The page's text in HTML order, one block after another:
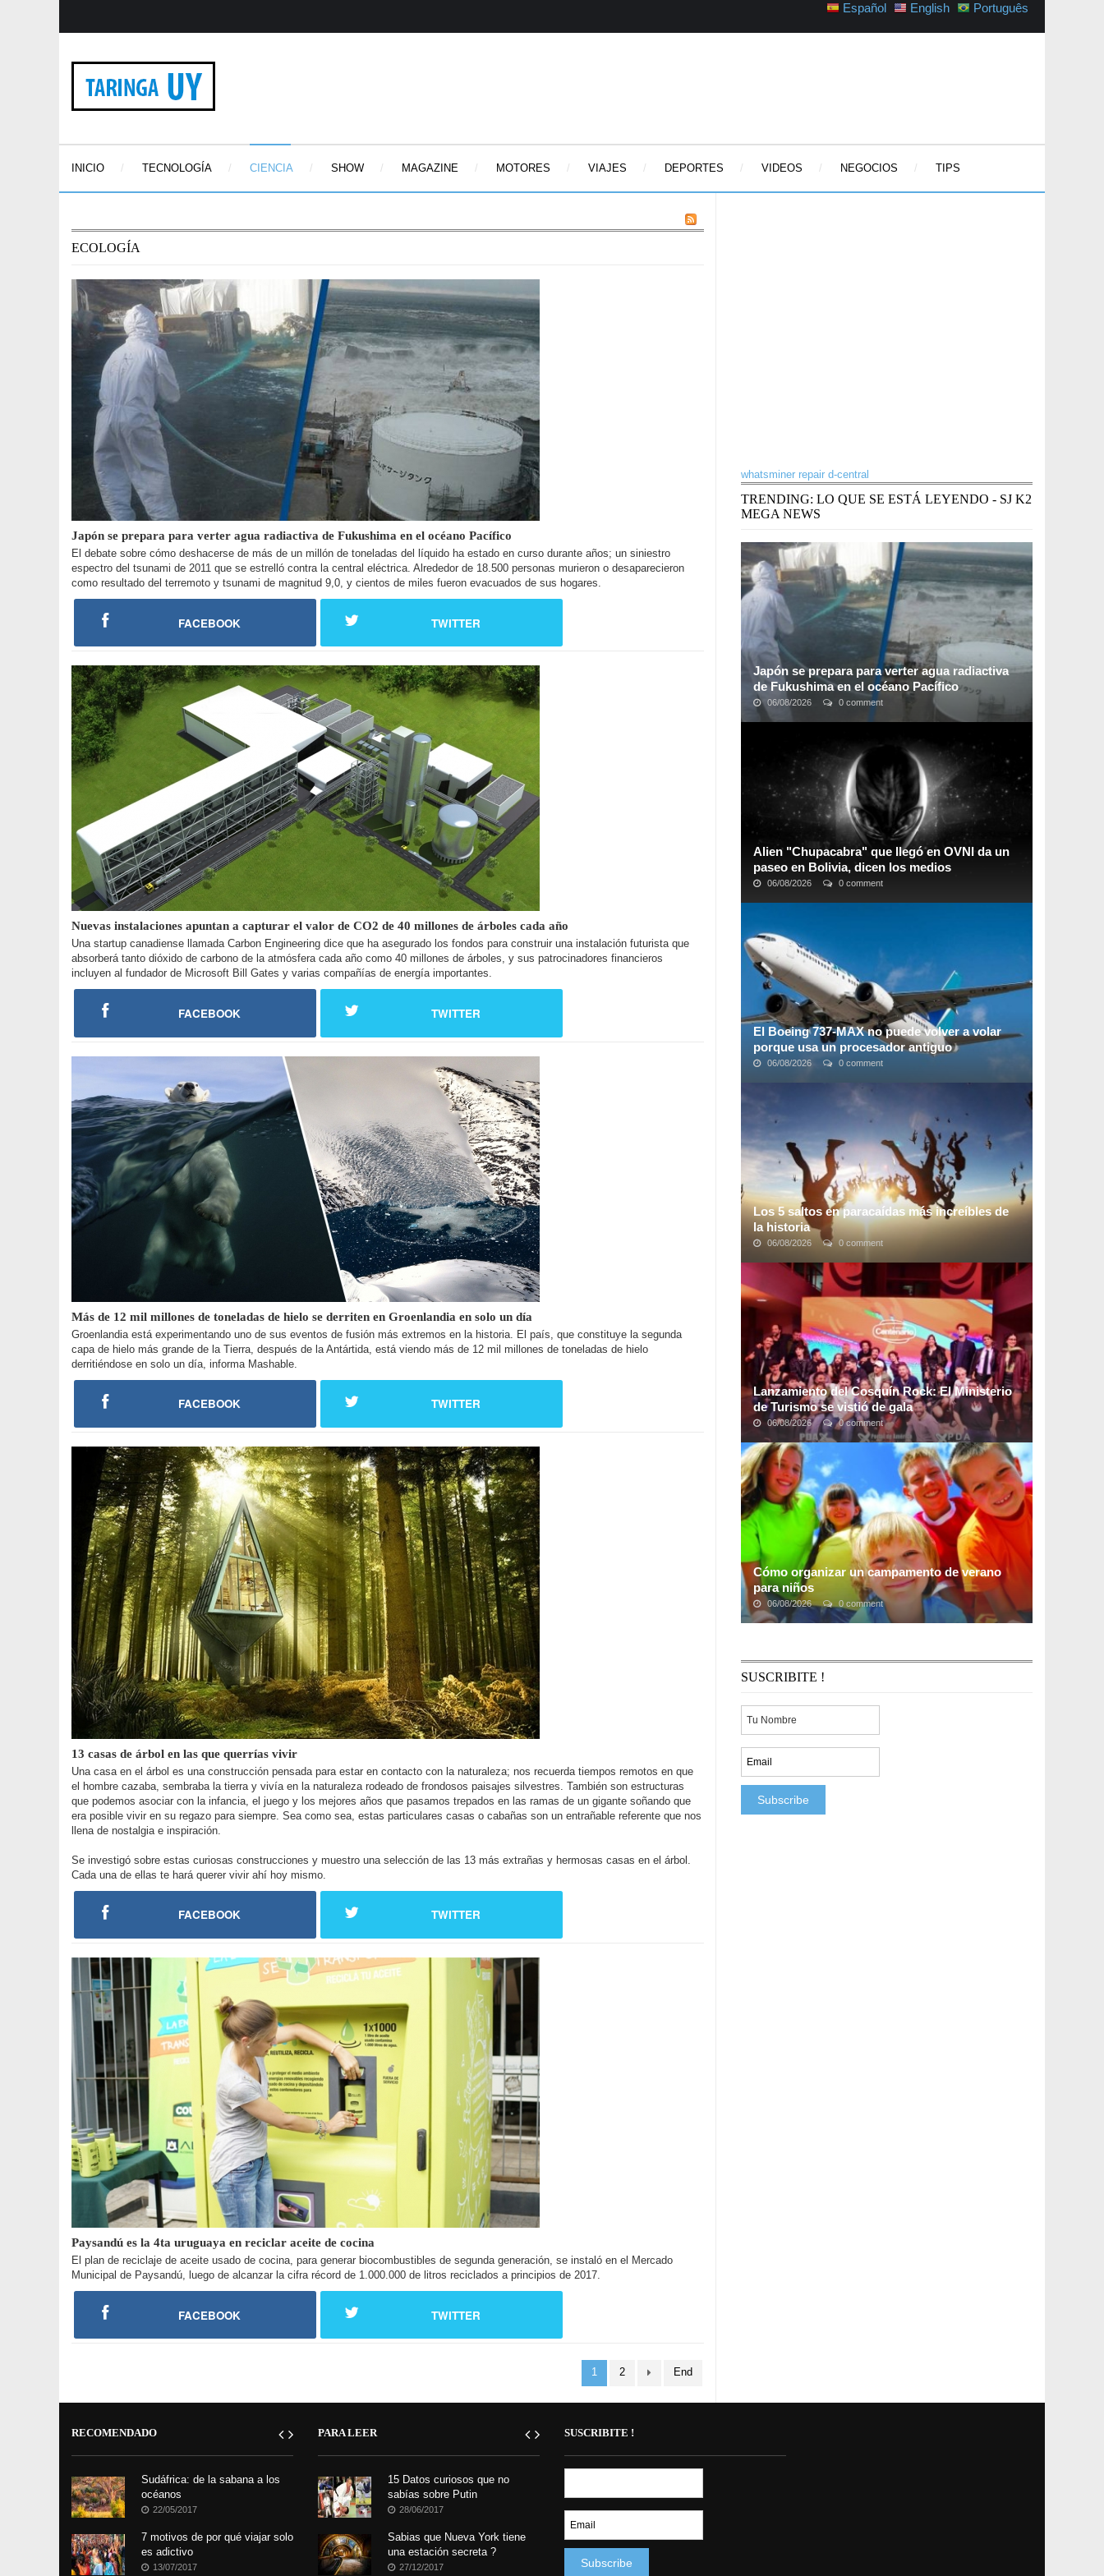
Español English Português
INICIO TECNOLOGÍA CIENCIA SHOW MAGAZINE MOTORES VIAJES DEPORTES VIDEOS NEGOCIOS TIPS
ECOLOGÍA
Japón se prepara para verter agua radiactiva de Fukushima en el océano Pacífico
El debate sobre cómo deshacerse de más de un millón de toneladas del líquido ha estado en curso durante años; un siniestro
espectro del tsunami de 2011 que se estrelló contra la central eléctrica. Alrededor de 18.500 personas murieron o desaparecieron
como resultado del terremoto y tsunami de magnitud 9,0, y cientos de miles fueron evacuados de sus hogares.
FACEBOOK TWITTER
Nuevas instalaciones apuntan a capturar el valor de CO2 de 40 millones de árboles cada año
Una startup canadiense llamada Carbon Engineering dice que ha asegurado los fondos para construir una instalación futurista que
absorberá tanto dióxido de carbono de la atmósfera cada año como 40 millones de árboles, y sus patrocinadores financieros
incluyen al fundador de Microsoft Bill Gates y varias compañías de energía importantes.
FACEBOOK TWITTER
Más de 12 mil millones de toneladas de hielo se derriten en Groenlandia en solo un día
Groenlandia está experimentando uno de sus eventos de fusión más extremos en la historia. El país, que constituye la segunda
capa de hielo más grande de la Tierra, después de la Antártida, está viendo más de 12 mil millones de toneladas de hielo
derritiéndose en solo un día, informa Mashable.
FACEBOOK TWITTER
13 casas de árbol en las que querrías vivir
Una casa en el árbol es una construcción pensada para estar en contacto con la naturaleza; nos recuerda tiempos remotos en que
el hombre cazaba, sembraba la tierra y vivía en la naturaleza rodeado de frondosos paisajes silvestres. También son estructuras
que podemos asociar con la infancia, el juego y los mejores años que pasamos trepados en las ramas de un gigante soñando que
era posible vivir en su regazo para siempre. Sea como sea, estas particulares casas o cabañas son un entrañable referente que nos
llena de nostalgia e inspiración.
Se investigó sobre estas curiosas construcciones y muestro una selección de las 13 más extrañas y hermosas casas en el árbol.
Cada una de ellas te hará querer vivir ahí hoy mismo.
FACEBOOK TWITTER
Paysandú es la 4ta uruguaya en reciclar aceite de cocina
El plan de reciclaje de aceite usado de cocina, para generar biocombustibles de segunda generación, se instaló en el Mercado
Municipal de Paysandú, luego de alcanzar la cifra récord de 1.000.000 de litros reciclados a principios de 2017.
FACEBOOK TWITTER
1 2 End
whatsminer repair d-central
TRENDING: LO QUE SE ESTÁ LEYENDO - SJ K2
MEGA NEWS
Japón se prepara para verter agua radiactiva
de Fukushima en el océano Pacífico
06/08/2026 0 comment
El debate sobre cómo deshacerse de más de un millón
años; un siniestro espectro del tsunami de ...
Alien "Chupacabra" que llegó en OVNI da un
paseo en Bolivia, dicen los medios
06/08/2026 0 comment
Según los informes, el presunto extraterrestre solo dejó
partió hacia un destino desconocido ...
El Boeing 737-MAX no puede volver a volar
porque usa un procesador antiguo
06/08/2026 0 comment
Boeing sigue sin poder certificar sus aviones737 MAX
después de los dos accidentes ocurridos hace unos
meses. Recientemente se descubrió que
Los 5 saltos en paracaídas más increíbles de
la historia
06/08/2026 0 comment
Conseguir lo más parecido a volar como un pájaro ha
sido un sueño perseguido por toda la humanidad. El
genio renacentista Leonardo da Vinci fue el ...
Lanzamiento del Cosquín Rock: El Ministerio
de Turismo se vistió de gala
06/08/2026 0 comment
En un horario que no es el acostumbrado y con un
evento lleno de música y luces, de una calidad pocas
veces visto en el hall principal del Ministerio ...
Cómo organizar un campamento de verano
para niños
06/08/2026 0 comment
El invierno ha terminado y ahora el verano se acerca
SUSCRIBITE !
RECOMENDADO
Sudáfrica: de la sabana a los
océanos
22/05/2017
7 motivos de por qué viajar solo
es adictivo
13/07/2017
PARA LEER
15 Datos curiosos que no
sabías sobre Putin
28/06/2017
Sabias que Nueva York tiene
una estación secreta ?
27/12/2017
SUSCRIBITE !